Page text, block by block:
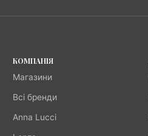
КОМПАНІЯ
Магазини
Всі бренди
Anna Lucci